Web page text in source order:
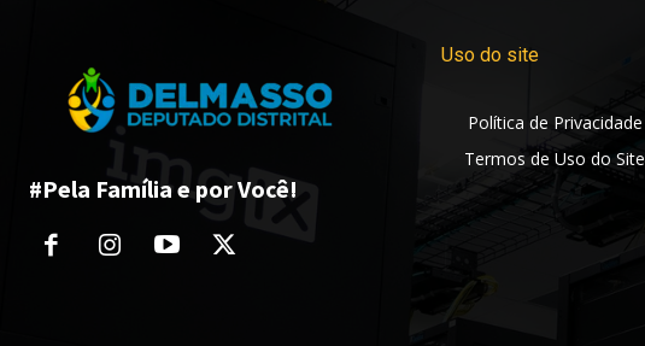
#Pela Família e por Você!
Uso do site
Política de Privacidade
Termos de Uso do Site